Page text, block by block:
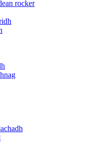
rocker